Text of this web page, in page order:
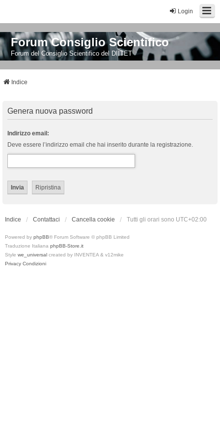
Login
Forum Consiglio Scientifico
Forum del Consiglio Scientifico del DIITET
Indice
Genera nuova password
Indirizzo email:
Deve essere l’indirizzo email che hai inserito durante la registrazione.
Indice Contattaci Cancella cookie Tutti gli orari sono UTC+02:00
Powered by phpBB® Forum Software © phpBB Limited
Traduzione Italiana phpBB-Store.it
Style we_universal created by INVENTEA & v12mike
Privacy Condizioni